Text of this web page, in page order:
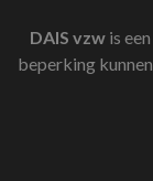
DAIS vzw is
beperking